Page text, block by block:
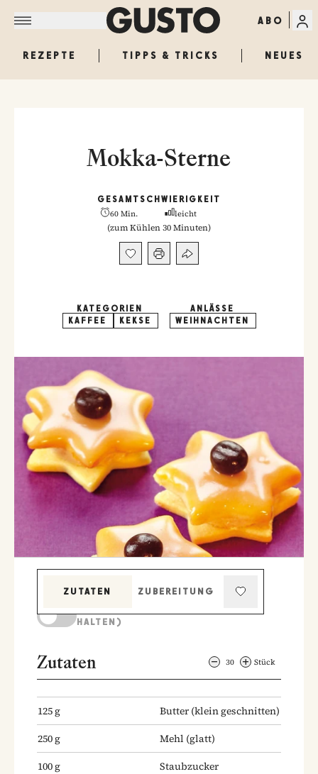
ABO
REZEPTE TIPPS & TRICKS NEUES
Mokka-Sterne
GESAMT
60 Min.
SCHWIERIGKEIT
leicht
(zum Kühlen 30 Minuten)
KATEGORIEN
KAFFEE
KEKSE
ANLÄSSE
WEIHNACHTEN
ZUTATEN
ZUBEREITUNG
HALTEN)
Zutaten 30 Stück
125g Butter (klein geschnitten)
250g Mehl (glatt)
100g
Staubzucker